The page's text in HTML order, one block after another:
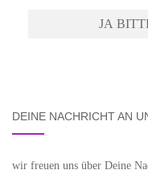
DEINE NACHRICHT AN
wir freuen uns über Deine